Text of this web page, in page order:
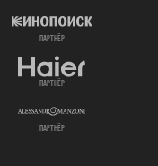
партнёр
партнёр
партнёр